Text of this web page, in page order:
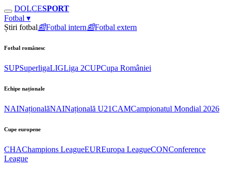
DOLCESPORT
Fotbal ▾
Știri fotbal📰Fotbal intern📰Fotbal extern
Fotbal românesc
SUPSuperligaLIGLiga 2CUPCupa României
Echipe naționale
NAINaționalăNAINațională U21CAMCampionatul Mondial 2026
Cupe europene
CHAChampions LeagueEUREuropa LeagueCONConference
League